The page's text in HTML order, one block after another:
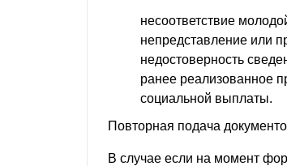
несоответствие
непредставление или
недостоверность
ранее реализованное
социальной выплаты.
Повторная подача
В случае если на момент